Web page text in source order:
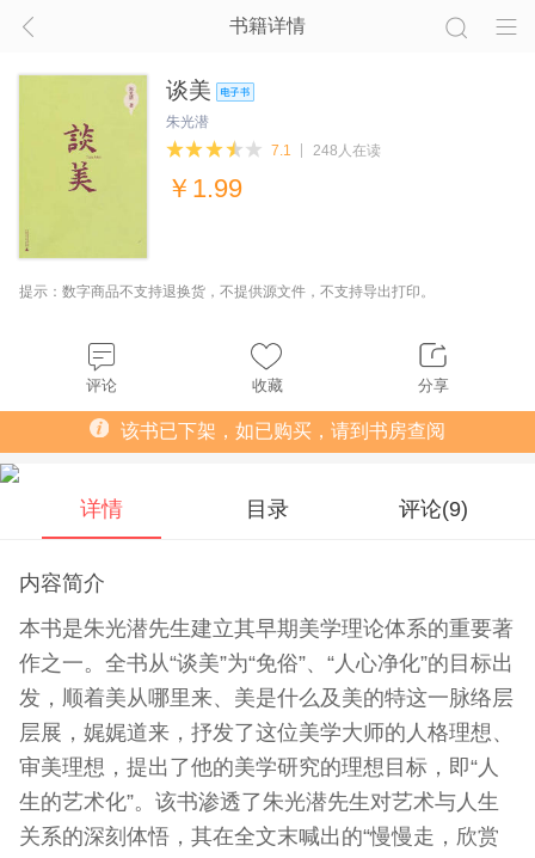
书籍详情
谈美
朱光潜
7.1
248人在读
￥ 1.99
提示：数字商品不支持退换货，不提供源文件，不支持导出打印。
评论 收藏 分享
该书已下架，如已购买，请到书房查阅
详情 目录 评论(9)
内容简介
本书是朱光潜先生建立其早期美学理论体系的重要著
作之一。全书从“谈美”为“免俗”、“人心净化”的目标出
发，顺着美从哪里来、美是什么及美的特这一脉络层
层展，娓娓道来，抒发了这位美学大师的人格理想、
审美理想，提出了他的美学研究的理想目标，即“人
生的艺术化”。该书渗透了朱光潜先生对艺术与人生
关系的深刻体悟，其在全文末喊出的“慢慢走，欣赏